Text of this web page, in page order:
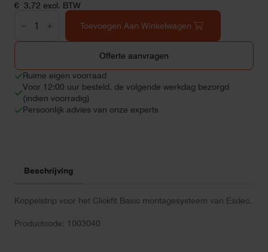
€ 3,72 excl. BTW
Basic
koppelstrip
aantal
Toevoegen Aan Winkelwagen
Offerte aanvragen
Ruime eigen voorraad
Voor 12:00 uur besteld, de volgende werkdag bezorgd
(indien voorradig)
Persoonlijk advies van onze experts
Beschrijving
Koppelstrip voor het Clickfit Basic montagesysteem van Esdec.
Productcode: 1003040